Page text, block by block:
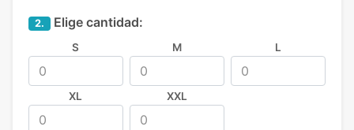
2. Elige cantidad:
S M L
XL XXL